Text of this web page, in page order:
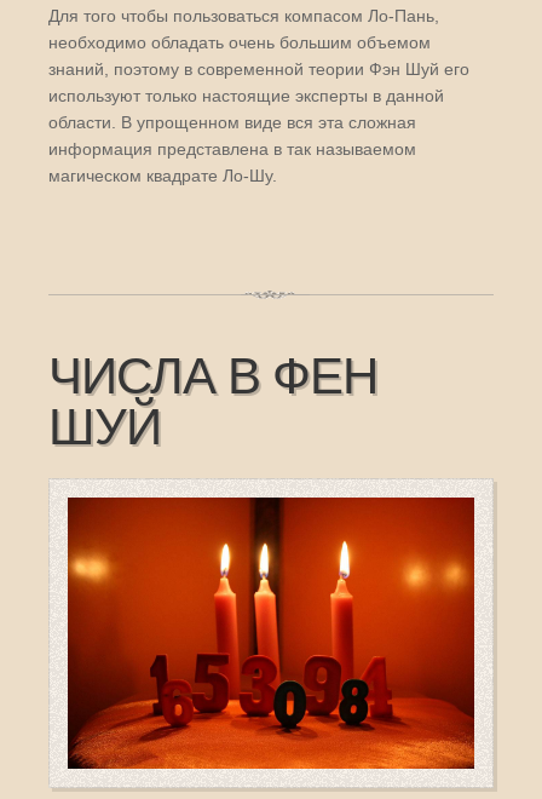
Для того чтобы пользоваться компасом Ло-Пань,
необходимо обладать очень большим объемом
знаний, поэтому в современной теории Фэн Шуй его
используют только настоящие эксперты в данной
области. В упрощенном виде вся эта сложная
информация представлена в так называемом
магическом квадрате Ло-Шу.
ЧИСЛА В ФЕН
ШУЙ